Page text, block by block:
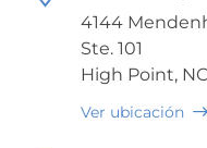
4144
Ste. 101
High Point,
Ver ubicación